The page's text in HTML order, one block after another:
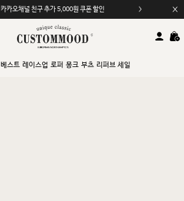
카카오채널 친구 추가 5,000원 쿠폰 할인
베스트 레이스업 로퍼 몽크 부츠 리퍼브 세일